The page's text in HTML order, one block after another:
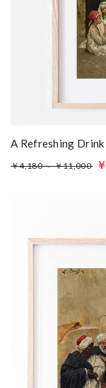
A Refreshing Drink
￥4,180 ～ ￥11,000